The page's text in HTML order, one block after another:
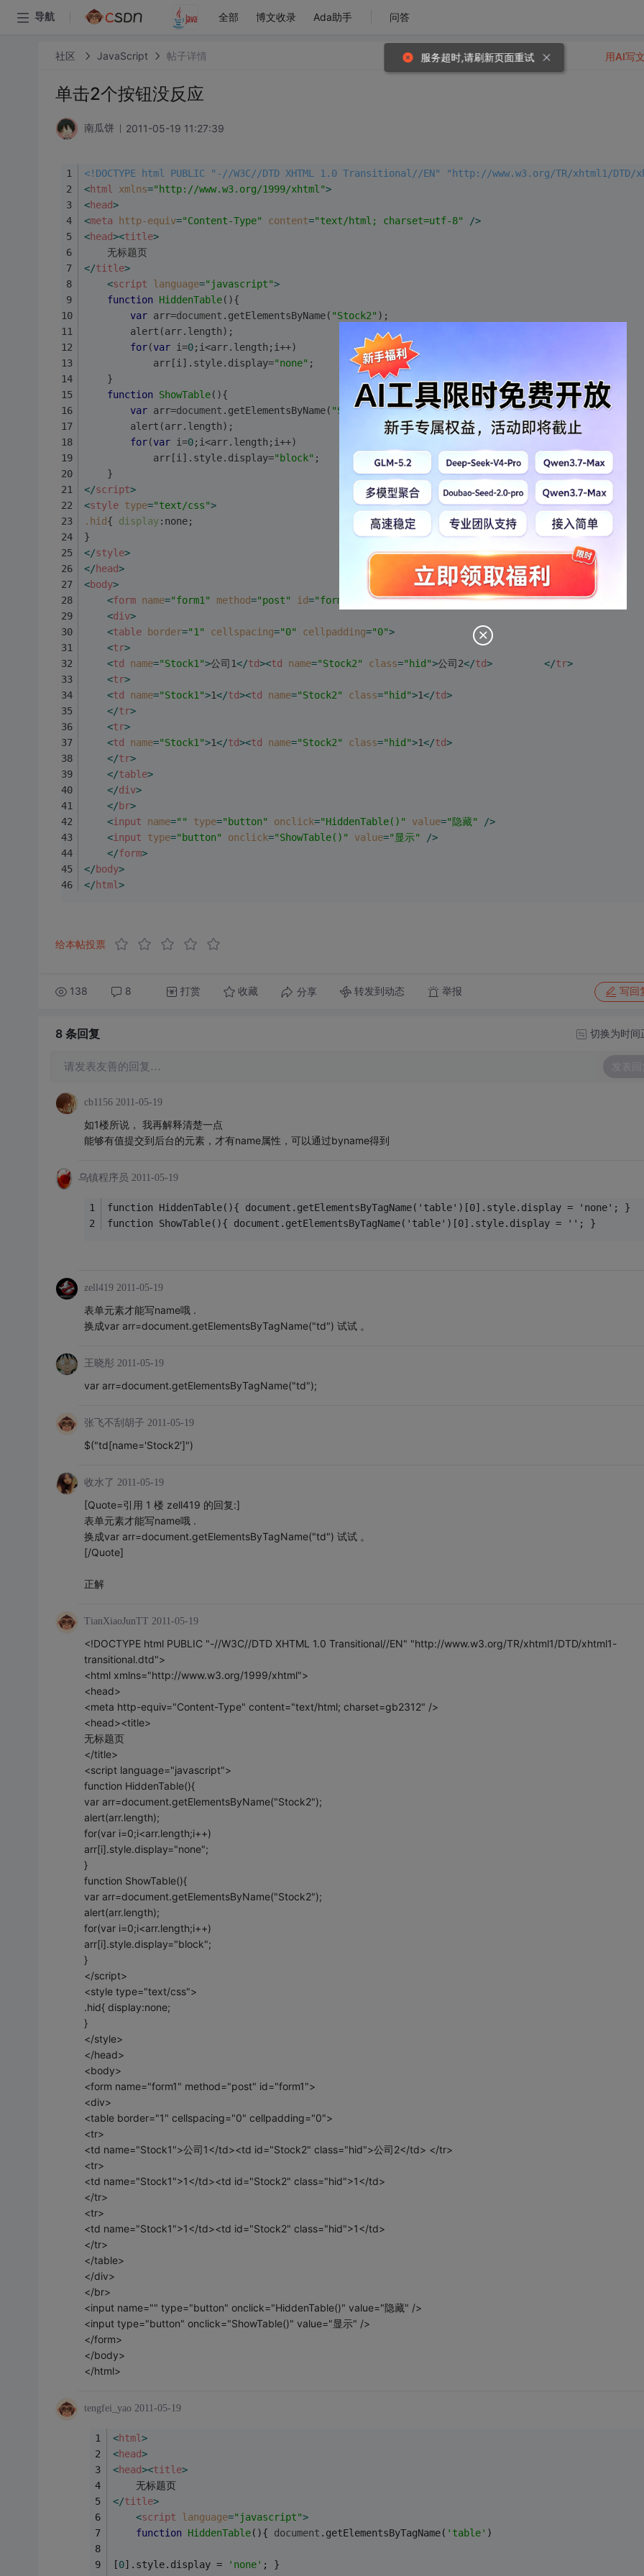
导航 全部 博文收录 Ada助手 问答
社区 JavaScript 帖子详情
单击2个按钮没反应
南瓜饼 2011-05-19 11:27:39
<!DOCTYPE html PUBLIC "-//W3C//DTD XHTML 1.0 Transitional//EN" "http://www.w3.org/TR/xhtml1/
<html xmlns="http://www.w3.org/1999/xhtml">
<head>
<meta http-equiv="Content-Type" content="text/html; charset=utf-8" />
<head><title>
	无标题页
</title>
<script language="javascript">
function HiddenTable( ){
var arr=document .getElementsByName( "Stock2" );
		alert(arr.length);
for(var i=0;i<arr.length;i++)
			arr[i].style.display=
"none" ;
	}
function ShowTable( ){
var arr=document .getElementsByName( "Stock2");
		alert(arr.length);
for(var i=0;i<arr.length;i++)
			arr[i].style.display=
"block" ;
	}
</script>
<style type="text/css">
.hid{ display:none;
}
</style>
</head>
<body>
<form name="form1" method="post" id="form1"
<div>
<table border="1" cellspacing="0" cellpadding="0">
<tr>
<td name="Stock1">公司1</td><td name="Stock2" class="hid">公司2</td> </tr>
<tr>
<td name="Stock1">1</td><td name="Stock2" class="hid">1</td>
</tr>
<tr>
<td name="Stock1">1</td><td name="Stock2" class="hid">1</td>
</tr>
</table>
</div>
</br>
<input name="" type="button" onclick="HiddenTable()" value="隐藏" />
<input type="button" onclick="ShowTable()" value="显示" />
</form>
</body>
</html >
给本帖投票
138 8 打赏 收藏 分享 转发到动态 举报 写回
用AI写
8 条回复 切换为时间
请发表友善的回复… 发表回
cb1156 2011-05-19
如1楼所说， 我再解释清楚一点
能够有值提交到后台的元素，才有name属性，可以通过byname得到
乌镇程序员 2011-05-19
function HiddenTable(){ document.getElementsByTagName('table')[0].style.display = 'none'; }
function ShowTable(){ document.getElementsByTagName('table')[0].style.display = ''; }
zell419 2011-05-19
表单元素才能写name哦 .
换成var arr=document.getElementsByTagName("td") 试试 。
王晓彤 2011-05-19
var arr=document.getElementsByTagName("td");
张飞不刮胡子 2011-05-19
$("td[name='Stock2']")
收水了 2011-05-19
[Quote=引用 1 楼 zell419 的回复:]
表单元素才能写name哦 .
换成var arr=document.getElementsByTagName("td") 试试 。
[/Quote]
正解
TianXiaoJunTT 2011-05-19
<!DOCTYPE html PUBLIC "-//W3C//DTD XHTML 1.0 Transitional//EN" "http://www.w3.org/TR/xhtml1/DTD/xhtml1-
transitional.dtd">
<html xmlns="http://www.w3.org/1999/xhtml">
<head>
<meta http-equiv="Content-Type" content="text/html; charset=gb2312" />
<head><title>
无标题页
</title>
<script language="javascript">
function HiddenTable(){
var arr=document.getElementsByName("Stock2");
alert(arr.length);
for(var i=0;i<arr.length;i++)
arr[i].style.display="none";
}
function ShowTable(){
var arr=document.getElementsByName("Stock2");
alert(arr.length);
for(var i=0;i<arr.length;i++)
arr[i].style.display="block";
}
</script>
<style type="text/css">
.hid{ display:none;
}
</style>
</head>
<body>
<form name="form1" method="post" id="form1">
<div>
<table border="1" cellspacing="0" cellpadding="0">
<tr>
<td name="Stock1">公司1</td><td id="Stock2" class="hid">公司2</td> </tr>
<tr>
<td name="Stock1">1</td><td id="Stock2" class="hid">1</td>
</tr>
<tr>
<td name="Stock1">1</td><td id="Stock2" class="hid">1</td>
</tr>
</table>
</div>
</br>
<input name="" type="button" onclick="HiddenTable()" value="隐藏" />
<input type="button" onclick="ShowTable()" value="显示" />
</form>
</body>
</html>
tengfei_yao 2011-05-19
<html >
<head>
<head><title>
    无标题页
</title>
<script language="javascript">
function HiddenTable( ){ document .getElementsByTagName( 'table' )
[0].style.display = 'none' ; }